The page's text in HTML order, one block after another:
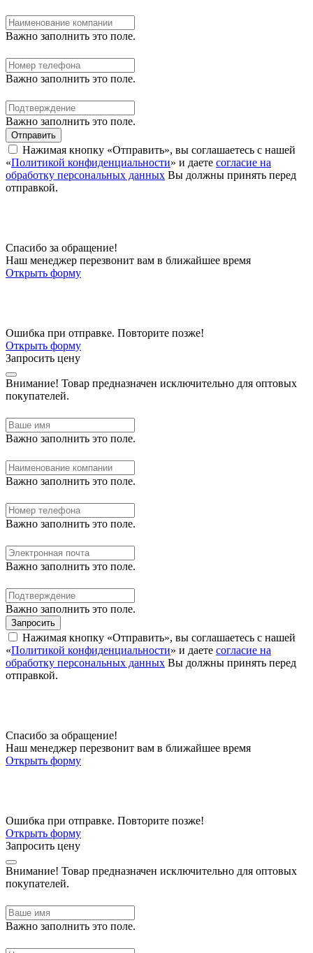
Важно заполнить это поле.
Важно заполнить это поле.
Важно заполнить это поле.
Отправить
Нажимая кнопку «Отправить», вы соглашаетесь с нашей
«Политикой конфиденциальности» и даете согласие на
обработку персональных данных Вы должны принять перед
отправкой.
Спасибо за обращение!
Наш менеджер перезвонит вам в ближайшее время
Открыть форму
Ошибка при отправке. Повторите позже!
Открыть форму
Запросить цену
Внимание! Товар предназначен исключительно для оптовых
покупателей.
Важно заполнить это поле.
Важно заполнить это поле.
Важно заполнить это поле.
Важно заполнить это поле.
Важно заполнить это поле.
Запросить
Нажимая кнопку «Отправить», вы соглашаетесь с нашей
«Политикой конфиденциальности» и даете согласие на
обработку персональных данных Вы должны принять перед
отправкой.
Спасибо за обращение!
Наш менеджер перезвонит вам в ближайшее время
Открыть форму
Ошибка при отправке. Повторите позже!
Открыть форму
Запросить цену
Внимание! Товар предназначен исключительно для оптовых
покупателей.
Важно заполнить это поле.